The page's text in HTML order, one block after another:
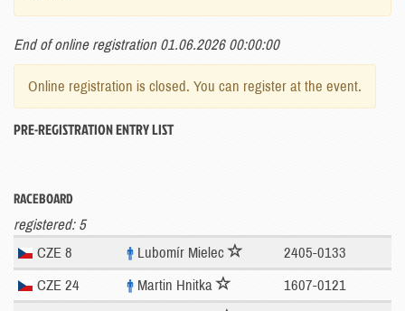
End of online registration 01.06.2026 00:00:00
Online registration is closed. You can register at the event.
PRE-REGISTRATION ENTRY LIST
RACEBOARD
registered: 5
CZE 8
Lubomír Mielec 2405-0133
CZE 24 Martin Hnitka 1607-0121